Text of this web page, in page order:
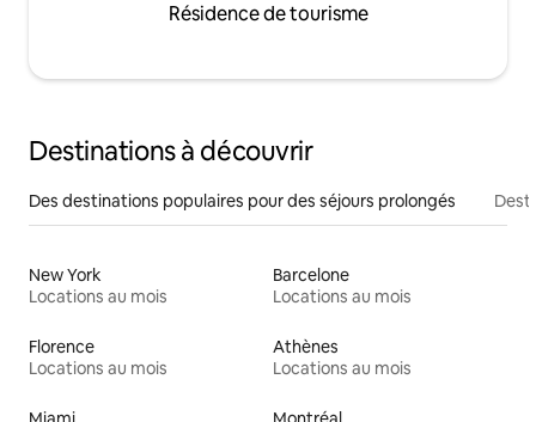
Résidence de tourisme
Destinations à découvrir
Des destinations populaires pour des séjours prolongés
New York
Locations au mois
Barcelone
Locations au mois
Florence
Locations au mois
Athènes
Locations au mois